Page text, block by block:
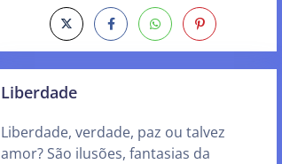
Liberdade
Liberdade, verdade, paz ou talvez
amor? São ilusões, fantasias da